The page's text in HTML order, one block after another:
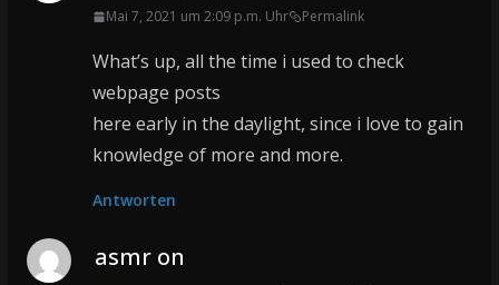
Mai 7, 2021 um 2:09 p.m. Uhr Permalink
What’s up, all the time i used to check
webpage posts
here early in the daylight, since i love to gain
knowledge of more and more.
Antworten
asmr on